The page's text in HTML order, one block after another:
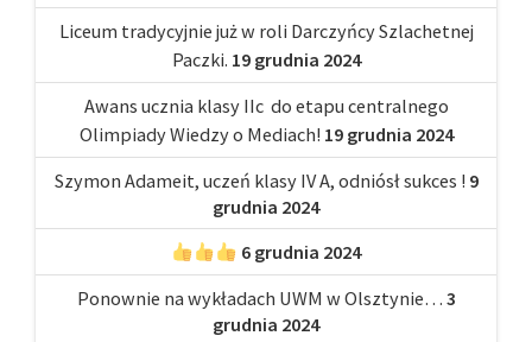
Liceum tradycyjnie już w roli Darczyńcy Szlachetnej
Paczki. 19 grudnia 2024
Awans ucznia klasy IIc do etapu centralnego
Olimpiady Wiedzy o Mediach! 19 grudnia 2024
Szymon Adameit, uczeń klasy IV A, odniósł sukces ! 9
grudnia 2024
6 grudnia 2024
Ponownie na wykładach UWM w Olsztynie… 3
grudnia 2024